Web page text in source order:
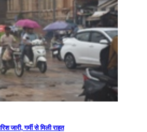
जारी, गर्मी से मिली राहत